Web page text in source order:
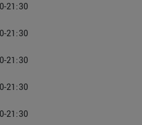
21:30
21:30
21:30
21:30
21:30